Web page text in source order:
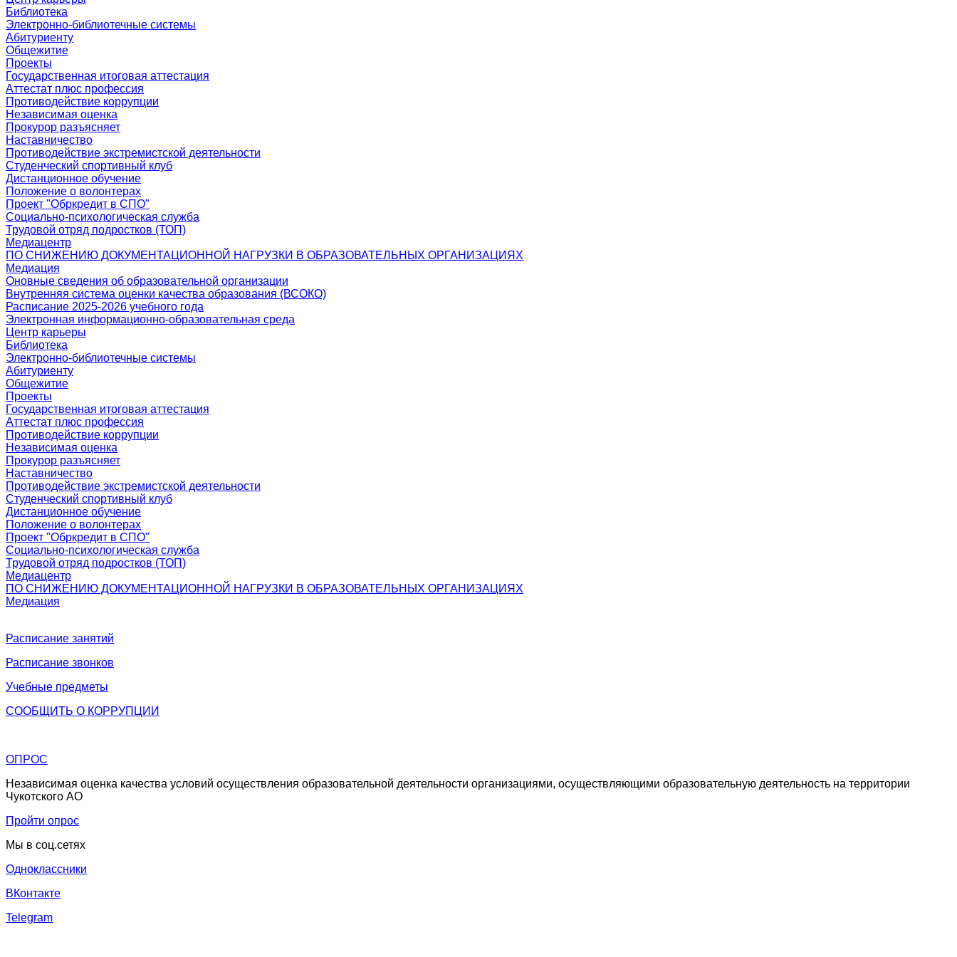
Библиотека
Электронно-библиотечные системы
Абитуриенту
Общежитие
Проекты
Государственная итоговая аттестация
Аттестат плюс профессия
Противодействие коррупции
Независимая оценка
Прокурор разъясняет
Наставничество
Противодействие экстремистской деятельности
Студенческий спортивный клуб
Дистанционное обучение
Положение о волонтерах
Проект "Обркредит в СПО"
Социально-психологическая служба
Трудовой отряд подростков (ТОП)
Медиацентр
ПО СНИЖЕНИЮ ДОКУМЕНТАЦИОННОЙ НАГРУЗКИ В ОБРАЗОВАТЕЛЬНЫХ ОРГАНИЗАЦИЯХ
Медиация
Оновные сведения об образовательной организации
Внутренняя система оценки качества образования (ВСОКО)
Расписание 2025-2026 учебного года
Электронная информационно-образовательная среда
Центр карьеры
Библиотека
Электронно-библиотечные системы
Абитуриенту
Общежитие
Проекты
Государственная итоговая аттестация
Аттестат плюс профессия
Противодействие коррупции
Независимая оценка
Прокурор разъясняет
Наставничество
Противодействие экстремистской деятельности
Студенческий спортивный клуб
Дистанционное обучение
Положение о волонтерах
Проект "Обркредит в СПО"
Социально-психологическая служба
Трудовой отряд подростков (ТОП)
Медиацентр
ПО СНИЖЕНИЮ ДОКУМЕНТАЦИОННОЙ НАГРУЗКИ В ОБРАЗОВАТЕЛЬНЫХ ОРГАНИЗАЦИЯХ
Медиация
Расписание занятий
Расписание звонков
Учебные предметы
СООБЩИТЬ О КОРРУПЦИИ
ОПРОС
Независимая оценка качества условий осуществления образовательной деятельности организациями, осуществляющими образовательную деятельность на территории
Чукотского АО
Пройти опрос
Мы в соц.сетях
Одноклассники
ВКонтакте
Telegram